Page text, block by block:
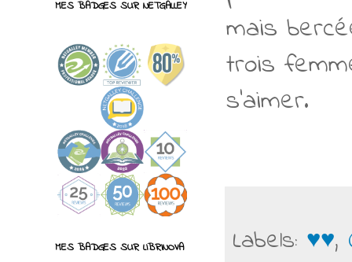
mais
trois
s'aimer.
Labels: ♥♥,
MES BADGES SUR NETGALLEY
MES BADGES SUR LIBRINOVA